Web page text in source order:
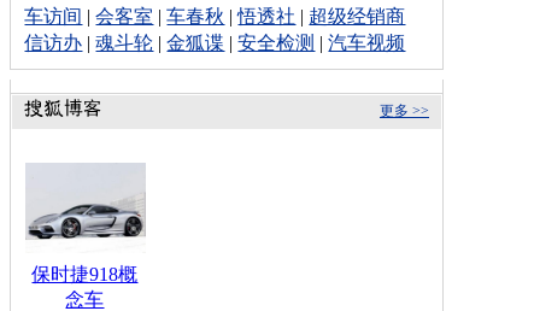
车访间 |会客室 |车春秋 |悟透社 | 超级经销商
信访办 |魂斗轮 |金狐谍 |安全检测 |汽车视频
更多 >>
保时捷918概
念车